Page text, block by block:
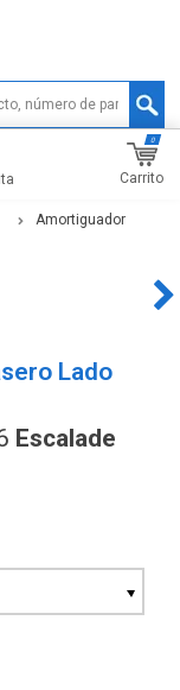
Carrito
0
Amortiguador
Lado
Escalade